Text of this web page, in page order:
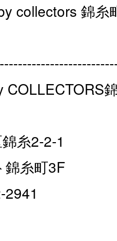
collectors 錦糸
COLLECTORS
糸2-2-1
糸町3F